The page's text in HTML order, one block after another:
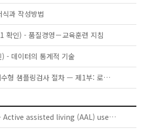
과 작성방법
확인) - 품질경영－교육훈련 지침
- 데이터의 통계적 기술
KS Q ISO 2859-1 - 계수형 샘플링검사 절차 — 제1부: 로트별 합격품질한계(AQL) 지표형 샘플링검사 방식
IEC TS 63134:2020 - Active assisted living (AAL) use cases